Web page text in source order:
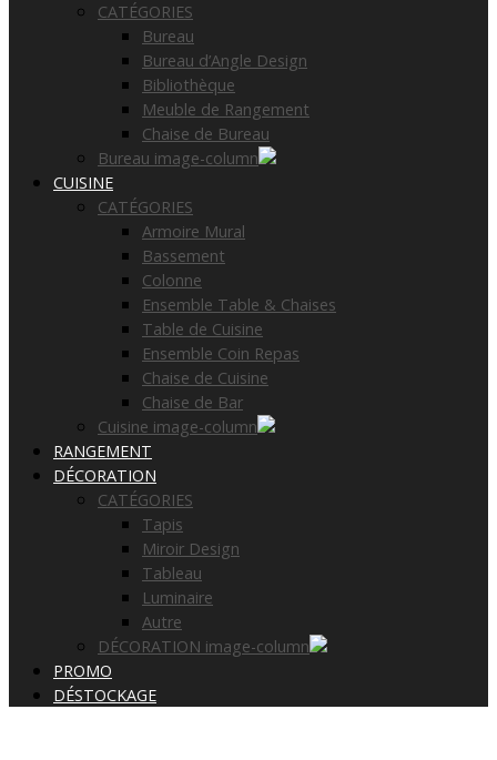
CATÉGORIES
Bureau
Bureau d’Angle Design
Bibliothèque
Meuble de Rangement
Chaise de Bureau
Bureau image-column
CUISINE
CATÉGORIES
Armoire Mural
Bassement
Colonne
Ensemble Table & Chaises
Table de Cuisine
Ensemble Coin Repas
Chaise de Cuisine
Chaise de Bar
Cuisine image-column
RANGEMENT
DÉCORATION
CATÉGORIES
Tapis
Miroir Design
Tableau
Luminaire
Autre
DÉCORATION image-column
PROMO
DÉSTOCKAGE